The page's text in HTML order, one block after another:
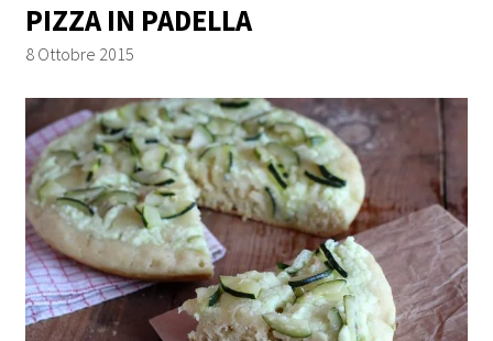
PIZZA IN PADELLA
8 Ottobre 2015